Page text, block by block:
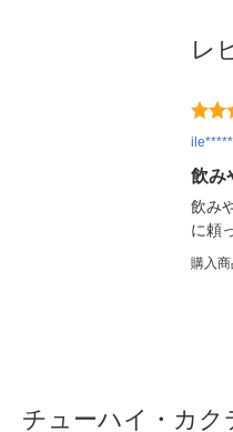
レ
飲み
飲み
に頼
購入
チューハイ・カ